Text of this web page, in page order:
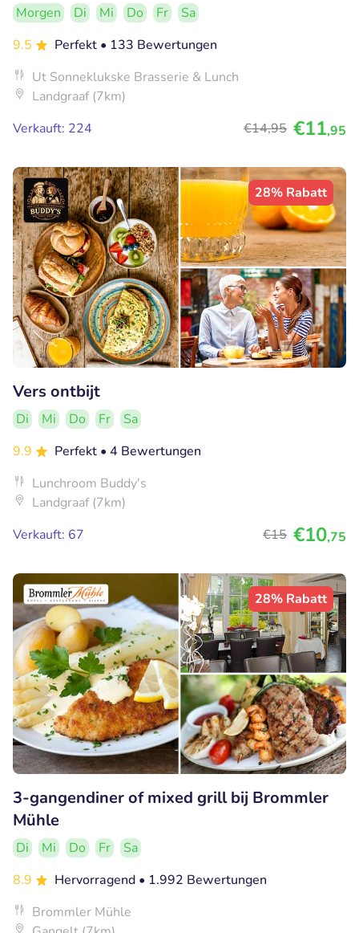
Morgen Di Mi Do Fr
Sa
9.5
Perfekt • 133 Bewertungen
Ut Sonneklukske Brasserie & Lunch
Landgraaf (7km)
Verkauft: 224
€14,95 €11,95
28% Rabatt
Vers ontbijt
Di Mi Do Fr
Sa
9.9
Perfekt • 4 Bewertungen
Lunchroom Buddy's
Landgraaf (7km)
Verkauft: 67
€15 €10,75
28% Rabatt
3-gangendiner of mixed grill bij Brommler
Mühle
Di Mi Do Fr
Sa
8.9
Hervorragend • 1.992 Bewertungen
Brommler Mühle